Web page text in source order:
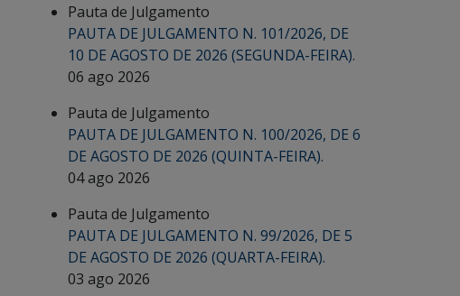
Pauta de Julgamento
PAUTA DE JULGAMENTO N. 101/2026, DE
10 DE AGOSTO DE 2026 (SEGUNDA-FEIRA).
06 ago 2026
Pauta de Julgamento
PAUTA DE JULGAMENTO N. 100/2026, DE 6
DE AGOSTO DE 2026 (QUINTA-FEIRA).
04 ago 2026
Pauta de Julgamento
PAUTA DE JULGAMENTO N. 99/2026, DE 5
DE AGOSTO DE 2026 (QUARTA-FEIRA).
03 ago 2026